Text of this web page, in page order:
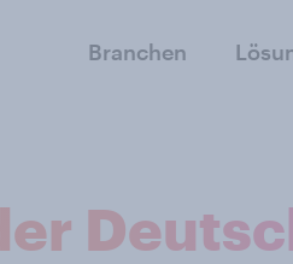
Branchen